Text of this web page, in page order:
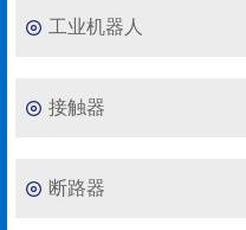
工业机器人
接触器
断路器